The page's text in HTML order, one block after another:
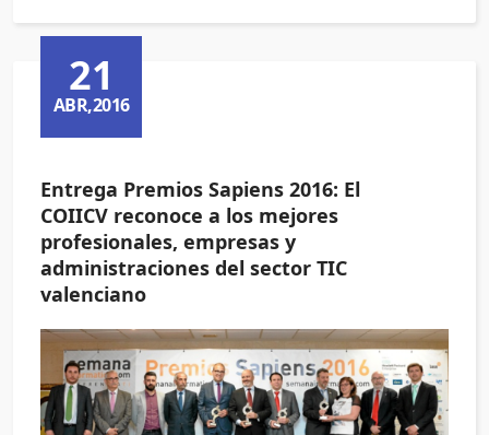
21
ABR,2016
Entrega Premios Sapiens 2016: El
COIICV reconoce a los mejores
profesionales, empresas y
administraciones del sector TIC
valenciano